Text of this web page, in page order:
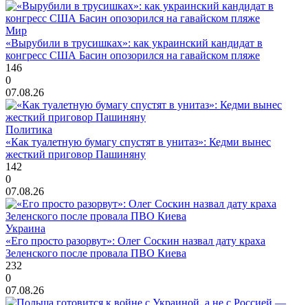
Мир
«Вырубили в трусишках»: как украинский кандидат в
конгресс США Басин опозорился на гавайском пляже
146
0
07.08.26
Политика
«Как туалетную бумагу спустят в унитаз»: Кедми вынес
жесткий приговор Пашиняну
142
0
07.08.26
Украина
«Его просто разорвут»: Олег Соскин назвал дату краха
Зеленского после провала ПВО Киева
232
0
07.08.26